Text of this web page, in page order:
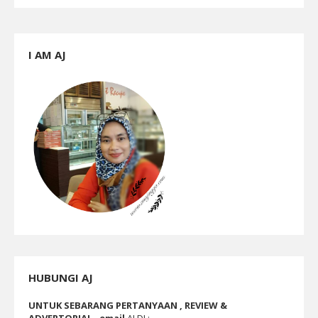
I AM AJ
HUBUNGI AJ
UNTUK SEBARANG PERTANYAAN , REVIEW &